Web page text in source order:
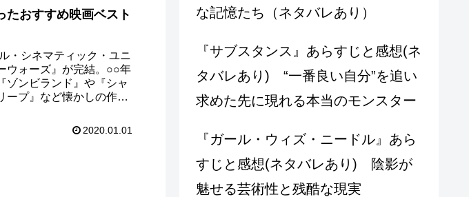
たおすすめ映画ベスト
・シネマティック・ユニ
ウォーズ』が完結。○○年
ゾンビランド』や『シャ
ープ』など懐かしの作品
2020.01.01
な記憶たち（ネタバレあり）
『サブスタンス』あらすじと感想(ネ
タバレあり) “一番良い自分”を追い
求めた先に現れる本当のモンスター
『ガール・ウィズ・ニードル』あら
すじと感想(ネタバレあり) 陰影が
魅せる芸術性と残酷な現実